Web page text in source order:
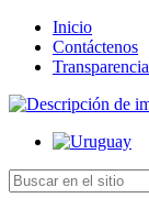
Inicio
Contáctenos
Transparencia